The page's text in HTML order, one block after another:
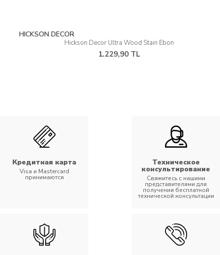
HICKSON DECOR
Hickson Decor Ultra Wood Stain Ebon
1.229,90 TL
Кредитная карта
Visa и Mastercard
принимаются
Техническое
консультирование
Свяжитесь с нашими
представителями для
получения бесплатной
технической консультации